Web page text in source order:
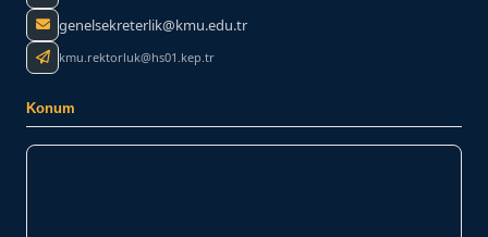
genelsekreterlik@kmu.edu.tr
kmu.rektorluk@hs01.kep.tr
Konum